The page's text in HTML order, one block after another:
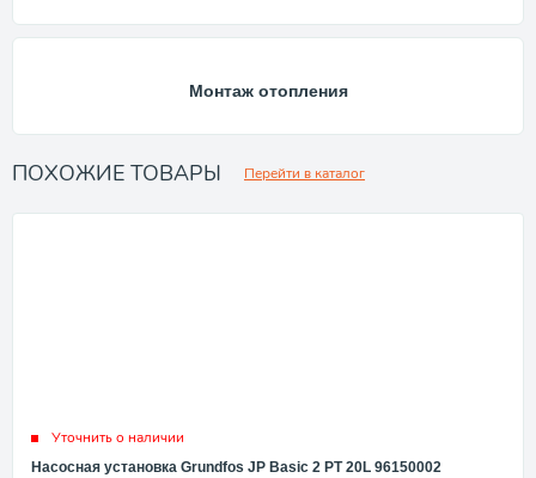
Монтаж отопления
ПОХОЖИЕ ТОВАРЫ Перейти в каталог
Уточнить о наличии
Насосная установка Grundfos JP Basic 2 PT 20L 96150002